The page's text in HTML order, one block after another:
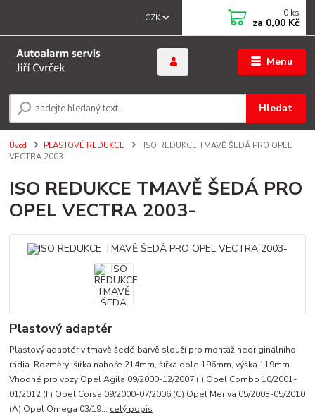
Menu
CZK
Hledat
0 ks
za 0,00 Kč
Úvod PLASTOVÉ REDUKCE
ISO REDUKCE TMAVĚ ŠEDÁ PRO OPEL
VECTRA 2003-
ISO REDUKCE TMAVĚ ŠEDÁ PRO
OPEL VECTRA 2003-
Plastový adaptér
Plastový adaptér v tmavě šedé barvě slouží pro montáž neoriginálního
rádia. Rozměry: šířka nahoře 214mm, šířka dole 196mm, výška 119mm
Vhodné pro vozy:Opel Agila 09/2000-12/2007 (I) Opel Combo 10/2001-
01/2012 (II) Opel Corsa 09/2000-07/2006 (C) Opel Meriva 05/2003-05/2010
(A) Opel Omega 03/19... celý popis